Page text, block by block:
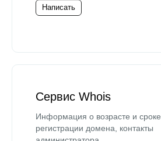
Написать
Сервис Whois
Информация о возрасте и сроке
регистрации домена, контакты